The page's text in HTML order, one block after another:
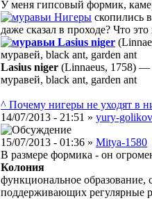
У меня гипсовый формик,
Нигеры скопились
даже сказал в проходе? Что
Lasius niger
муравей, black ant, garden ant
Lasius niger (Linnaeus, 1758) —
муравей, black ant, garden ant
^ Почему нигеры не уходят в
14/07/2013 - 21:51 » yury-golikov
15/07/2013 - 01:36 » Mitya-1580
В размере формика - он
Колония
функциональное образование,
поддерживающих регулярные